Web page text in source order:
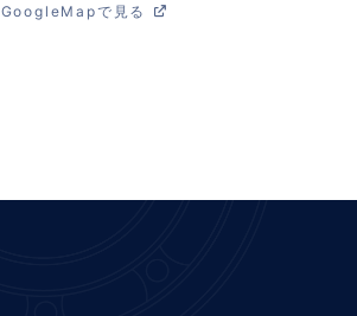
GoogleMapで見る